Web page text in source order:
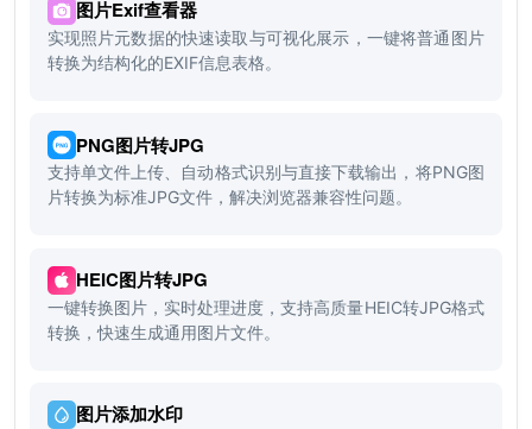
图片Exif查看器
实现照片元数据的快速读取与可视化展示，一键将普通图片
转换为结构化的EXIF信息表格。
PNG图片转JPG
支持单文件上传、自动格式识别与直接下载输出，将PNG图
片转换为标准JPG文件，解决浏览器兼容性问题。
HEIC图片转JPG
一键转换图片，实时处理进度，支持高质量HEIC转JPG格式
转换，快速生成通用图片文件。
图片添加水印